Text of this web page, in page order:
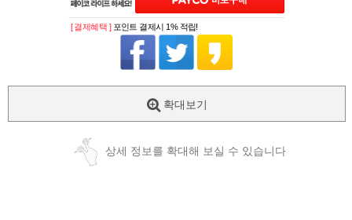
[ 결제혜택 ] 포인트 결제시 1% 적립!
확대보기
상세 정보를 확대해 보실 수 있습니다